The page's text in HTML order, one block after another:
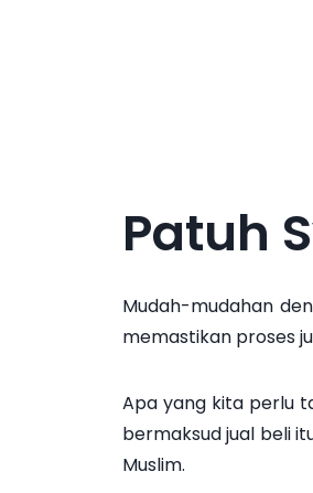
Patuh
Mudah-mudahan
memastikan proses
Apa yang kita perlu
bermaksud jual beli
Muslim.